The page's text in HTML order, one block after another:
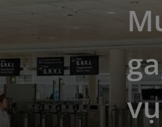
vụ